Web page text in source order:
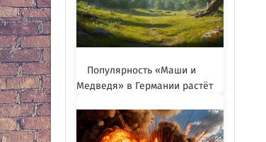
Популярность «Маши и
Медведя» в Германии растёт